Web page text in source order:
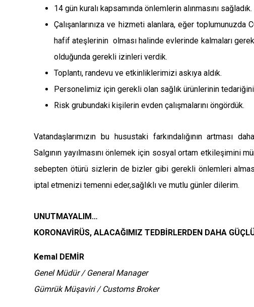
14 gün kuralı kapsamında önlemlerin alınmasını sağladık.
Çalışanlarınıza ve hizmeti alanlara, eğer
hafif ateşlerinin olması halinde evlerinde kalmaları
olduğunda gerekli izinleri verdik.
​Toplantı, randevu ve etkinliklerimizi askıya aldık.
Personelimiz için gerekli olan sağlık ürünlerinin tedariğini
Risk grubundaki kişilerin evden çalışmalarını öngördük.
Vatandaşlarımızın bu husustaki farkındalığının artması
Salgının yayılmasını önlemek için sosyal ortam etkileşimini
sebepten ötürü sizlerin de bizler gibi gerekli önlemleri
iptal etmenizi temenni eder,sağlıklı ve mutlu günler dilerim.
UNUTMAYALIM…
KORONAVİRÜS, ALACAĞIMIZ TEDBİRLERDEN DAHA
Kemal DEMİR
Genel Müdür / General Manager
Gümrük Müşaviri / Customs Broker